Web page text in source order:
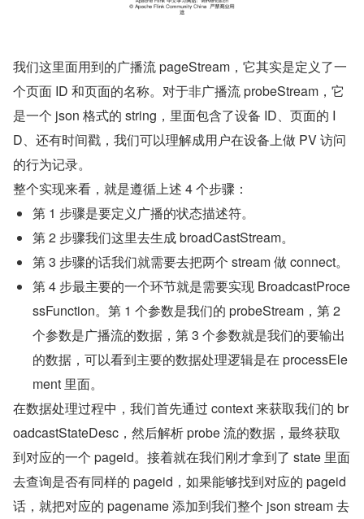
我们这里面用到的广播流 pageStream，它其实是定义了一
个页面 ID 和页面的名称。对于非广播流 probeStream，它
是一个 json 格式的 string，里面包含了设备 ID、页面的 I
D、还有时间戳，我们可以理解成用户在设备上做 PV 访问
的行为记录。
整个实现来看，就是遵循上述 4 个步骤：
第 1 步骤是要定义广播的状态描述符。
第 2 步骤我们这里去生成 broadCastStream。
第 3 步骤的话我们就需要去把两个 stream 做 connect。
第 4 步最主要的一个环节就是需要实现 BroadcastProce
ssFunction。第 1 个参数是我们的 probeStream，第 2
个参数是广播流的数据，第 3 个参数就是我们的要输出
的数据，可以看到主要的数据处理逻辑是在 processEle
ment 里面。
在数据处理过程中，我们首先通过 context 来获取我们的 br
oadcastStateDesc，然后解析 probe 流的数据，最终获取
到对应的一个 pageid。接着就在我们刚才拿到了 state 里面
去查询是否有同样的 pageid，如果能够找到对应的 pageid
话，就把对应的 pagename 添加到我们整个 json stream 去